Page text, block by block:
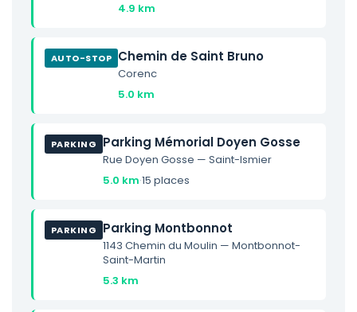
4.9 km
AUTO-STOP Chemin de Saint Bruno
Corenc
5.0 km
PARKING Parking Mémorial Doyen Gosse
Rue Doyen Gosse — Saint-Ismier
5.0 km·15 places
PARKING Parking Montbonnot
1143 Chemin du Moulin — Montbonnot-
Saint-Martin
5.3 km